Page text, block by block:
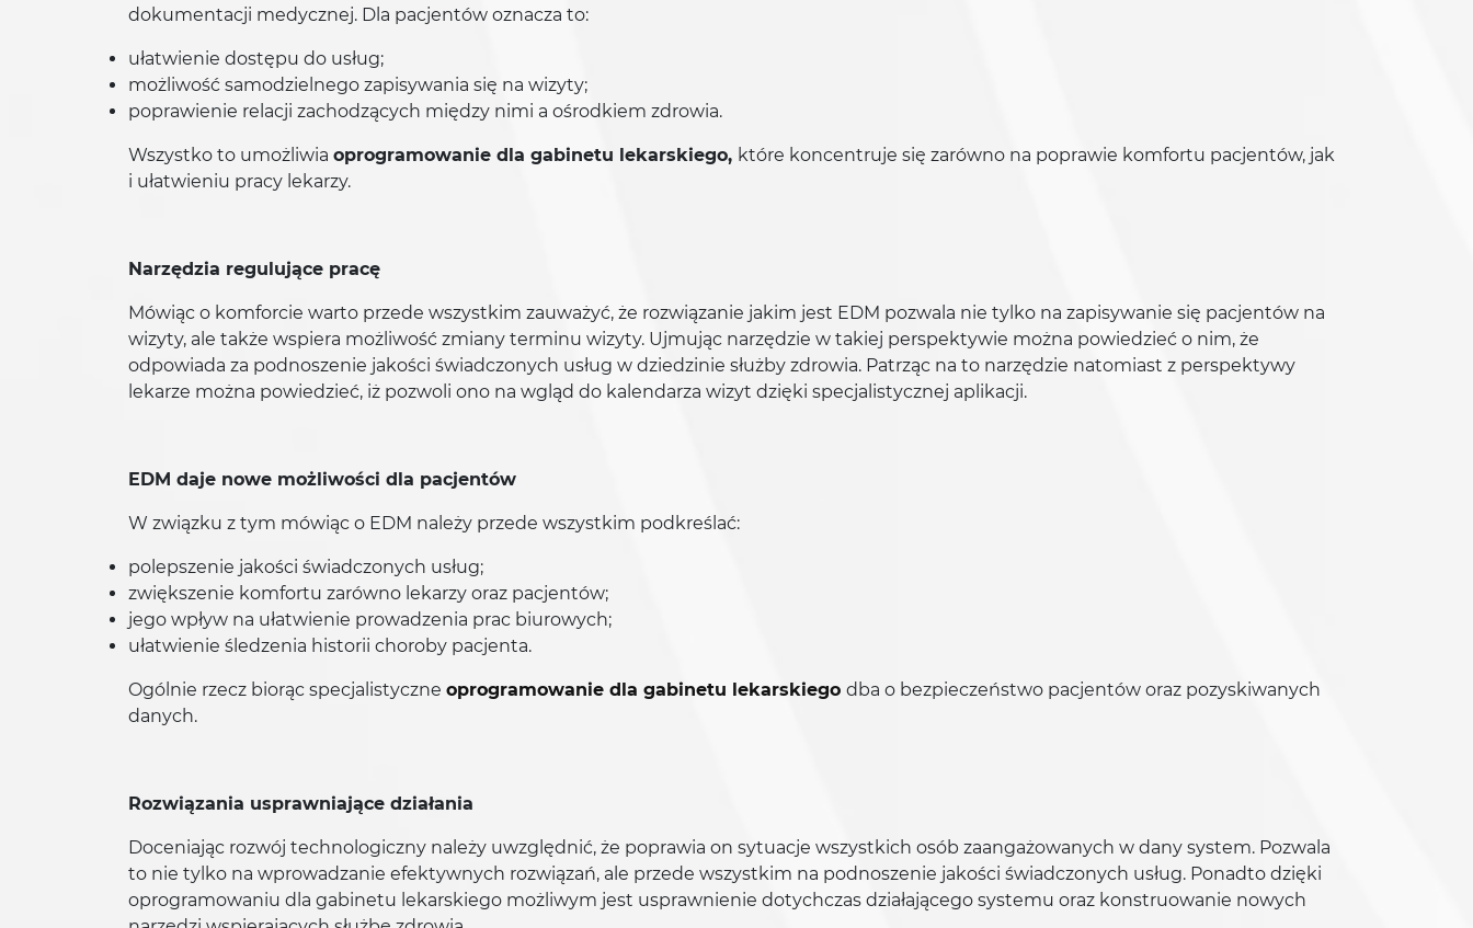
dokumentacji medycznej. Dla pacjentów oznacza to:
ułatwienie dostępu do usług;
możliwość samodzielnego zapisywania się na wizyty;
poprawienie relacji zachodzących między nimi a ośrodkiem zdrowia.
Wszystko to umożliwia oprogramowanie dla gabinetu lekarskiego, które koncentruje się zarówno na poprawie komfortu pacjentów, jak
i ułatwieniu pracy lekarzy.
Narzędzia regulujące pracę
Mówiąc o komforcie warto przede wszystkim zauważyć, że rozwiązanie jakim jest EDM pozwala nie tylko na zapisywanie się pacjentów na
wizyty, ale także wspiera możliwość zmiany terminu wizyty. Ujmując narzędzie w takiej perspektywie można powiedzieć o nim, że
odpowiada za podnoszenie jakości świadczonych usług w dziedzinie służby zdrowia. Patrząc na to narzędzie natomiast z perspektywy
lekarze można powiedzieć, iż pozwoli ono na wgląd do kalendarza wizyt dzięki specjalistycznej aplikacji.
EDM daje nowe możliwości dla pacjentów
W związku z tym mówiąc o EDM należy przede wszystkim podkreślać:
polepszenie jakości świadczonych usług;
zwiększenie komfortu zarówno lekarzy oraz pacjentów;
jego wpływ na ułatwienie prowadzenia prac biurowych;
ułatwienie śledzenia historii choroby pacjenta.
Ogólnie rzecz biorąc specjalistyczne oprogramowanie dla gabinetu lekarskiego dba o bezpieczeństwo pacjentów oraz pozyskiwanych
danych.
Rozwiązania usprawniające działania
Doceniając rozwój technologiczny należy uwzględnić, że poprawia on sytuacje wszystkich osób zaangażowanych w dany system. Pozwala
to nie tylko na wprowadzanie efektywnych rozwiązań, ale przede wszystkim na podnoszenie jakości świadczonych usług. Ponadto dzięki
oprogramowaniu dla gabinetu lekarskiego możliwym jest usprawnienie dotychczas działającego systemu oraz konstruowanie nowych